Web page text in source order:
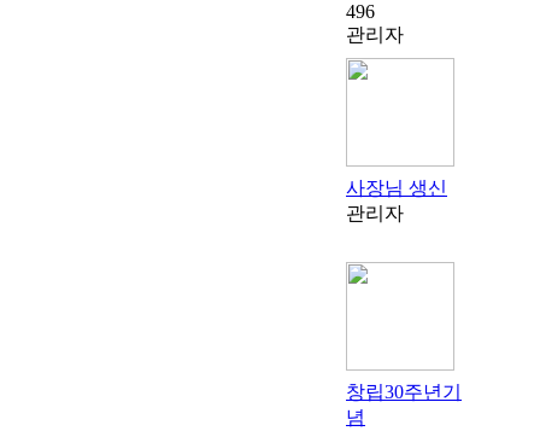
496
관리자
사장님 생신
관리자
창립30주년기
념